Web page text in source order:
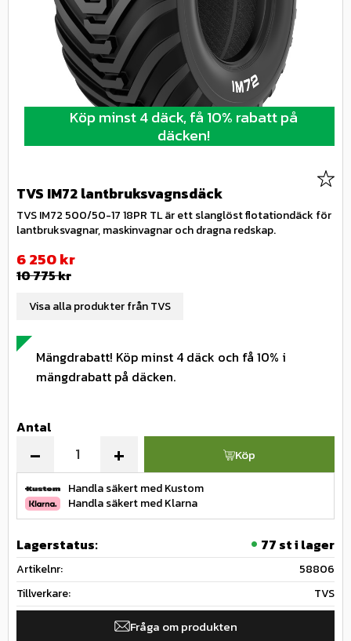
Köp minst 4 däck, få 10% rabatt på
däcken!
TVS IM72 lantbruksvagnsdäck
TVS IM72 500/50-17 18PR TL är ett slanglöst flotationdäck för
lantbruksvagnar, maskinvagnar och dragna redskap.
Mängdrabatt! Köp minst 4 däck och få 10% i
mängdrabatt på däcken.
Nedsatt pris:
6 250kr
Ordinarie pris:
10 775kr
Antal
+
- Köp
Handla säkert med Kustom
Handla säkert med Klarna
Lagerstatus 77 st i lager
Artikelnr
58806
Tillverkare
TVS
Fråga om produkten
Visa alla produkter från TVS